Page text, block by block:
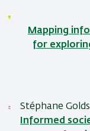
Mapping
for
Stéphane
Informed